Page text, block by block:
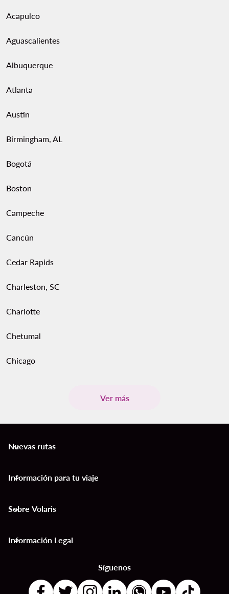
Acapulco
Aguascalientes
Albuquerque
Atlanta
Austin
Birmingham, AL
Bogotá
Boston
Campeche
Cancún
Cedar Rapids
Charleston, SC
Charlotte
Chetumal
Chicago
Ver más
Nuevas rutas
keyboard_arrow_down
Información para tu viaje
keyboard_arrow_down
Sobre Volaris
keyboard_arrow_down
Información Legal
keyboard_arrow_down
Síguenos